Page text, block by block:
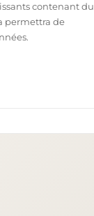
contenant du
permettra de